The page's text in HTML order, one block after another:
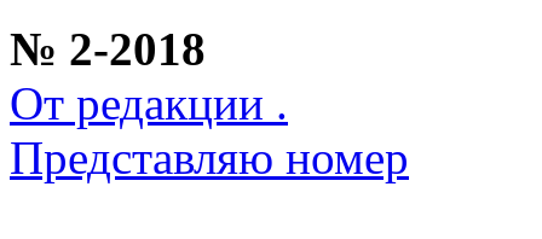
№ 2-2018
От редакции .
Представляю номер